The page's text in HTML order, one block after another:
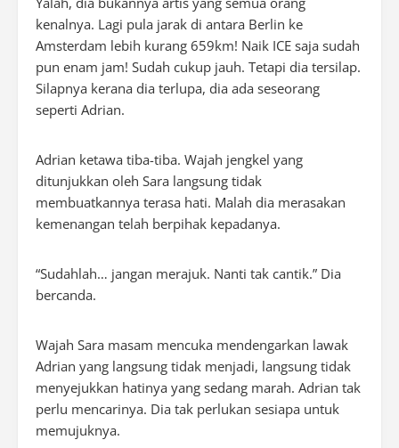
kenalnya. Lagi pula jarak di antara Berlin ke
Amsterdam lebih kurang 659km! Naik ICE saja sudah
pun enam jam! Sudah cukup jauh. Tetapi dia tersilap.
Silapnya kerana dia terlupa, dia ada seseorang
seperti Adrian.
Adrian ketawa tiba-tiba. Wajah jengkel yang
ditunjukkan oleh Sara langsung tidak
membuatkannya terasa hati. Malah dia merasakan
kemenangan telah berpihak kepadanya.
“Sudahlah… jangan merajuk. Nanti tak cantik.” Dia
bercanda.
Wajah Sara masam mencuka mendengarkan lawak
Adrian yang langsung tidak menjadi, langsung tidak
menyejukkan hatinya yang sedang marah. Adrian tak
perlu mencarinya. Dia tak perlukan sesiapa untuk
memujuknya.